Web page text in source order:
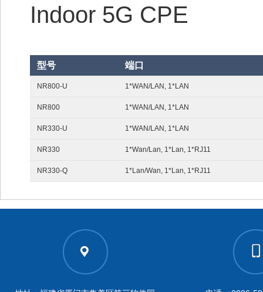
Indoor 5G CPE
型号 端口
NR800-U 1*WAN/LAN, 1*LAN
NR800 1*WAN/LAN, 1*LAN
NR330-U 1*WAN/LAN, 1*LAN
NR330 1*Wan/Lan, 1*Lan, 1*RJ11
NR330-Q 1*Lan/Wan, 1*Lan, 1*RJ11